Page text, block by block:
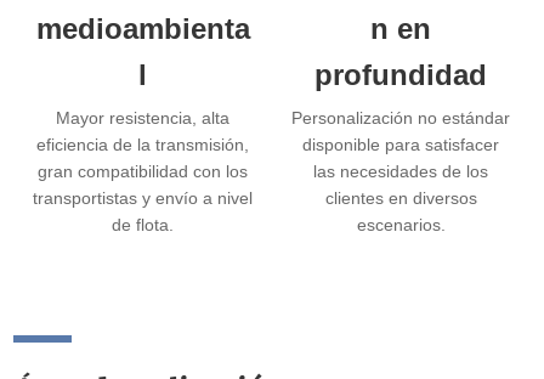
medioambienta
l
Mayor resistencia, alta
eficiencia de la transmisión,
gran compatibilidad con los
transportistas y envío a nivel
de flota.
n en
profundidad
Personalización no estándar
disponible para satisfacer
las necesidades de los
clientes en diversos
escenarios.